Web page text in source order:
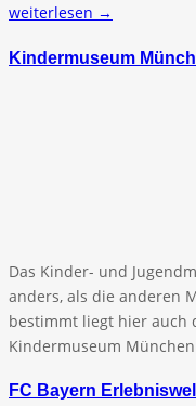
weiterlesen →
Kindermuseum
Das Kinder- und
anders, als die anderen
bestimmt liegt hier auch
Kindermuseum
FC Bayern